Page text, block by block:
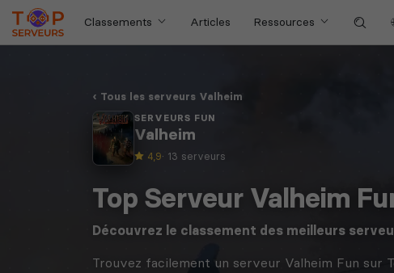
Classements Articles Ressources
Tous les serveurs Valheim
SERVEURS FUN
Valheim
4,9· 13 serveurs
Top Serveur Valheim
Découvrez le classement des meilleurs
Trouvez facilement un serveur Valheim Fun sur